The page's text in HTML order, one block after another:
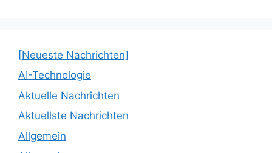
[Neueste Nachrichten]
AI-Technologie
Aktuelle Nachrichten
Aktuellste Nachrichten
Allgemein